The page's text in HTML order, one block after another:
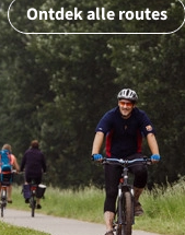
Ontdek alle routes